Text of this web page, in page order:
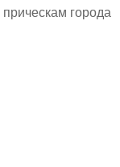
города